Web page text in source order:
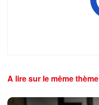
A lire sur le même thème